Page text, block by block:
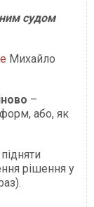
судом
Михайло
–
або, як
рішення у